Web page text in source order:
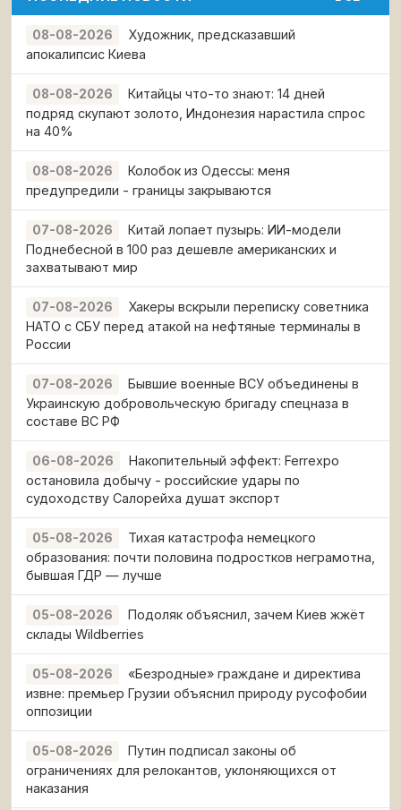
08-08-2026
Художник, предсказавший
апокалипсис Киева
08-08-2026
Китайцы что-то знают: 14 дней
подряд скупают золото, Индонезия нарастила спрос
на 40%
08-08-2026
Колобок из Одессы: меня
предупредили - границы закрываются
07-08-2026
Китай лопает пузырь: ИИ-модели
Поднебесной в 100 раз дешевле американских и
захватывают мир
07-08-2026
Хакеры вскрыли переписку советника
НАТО с СБУ перед атакой на нефтяные терминалы в
России
07-08-2026
Бывшие военные ВСУ объединены в
Украинскую добровольческую бригаду спецназа в
составе ВС РФ
06-08-2026
Накопительный эффект: Ferrexpo
остановила добычу - российские удары по
судоходству Салорейха душат экспорт
05-08-2026
Тихая катастрофа немецкого
образования: почти половина подростков неграмотна,
бывшая ГДР — лучше
05-08-2026
Подоляк объяснил, зачем Киев жжёт
склады Wildberries
05-08-2026
«Безродные» граждане и директива
извне: премьер Грузии объяснил природу русофобии
оппозиции
05-08-2026
Путин подписал законы об
ограничениях для релокантов, уклоняющихся от
наказания